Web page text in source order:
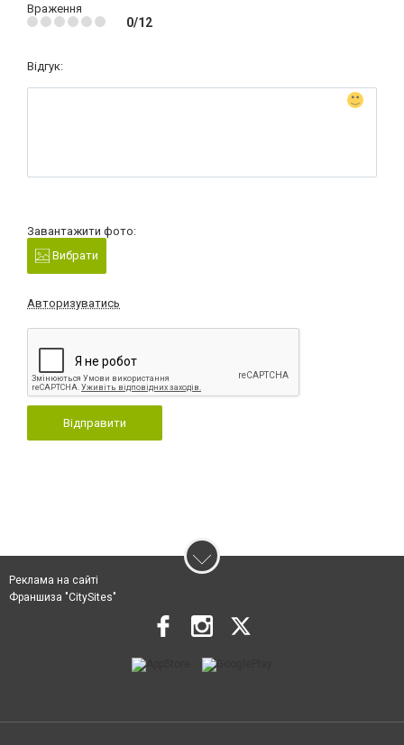
Враження
0/12
Відгук:
Завантажити фото:
Вибрати
Авторизуватись
Відправити
Реклама на сайті
Франшиза "CitySites"